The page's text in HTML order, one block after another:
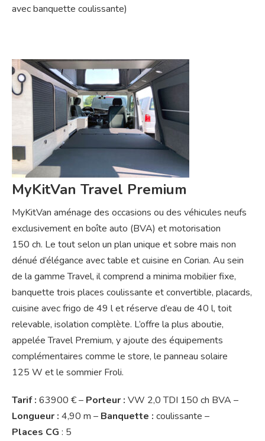
avec banquette coulissante)
MyKitVan Travel Premium
MyKitVan aménage des occasions ou des véhicules neufs
exclusivement en boîte auto (BVA) et motorisation
150 ch. Le tout selon un plan unique et sobre mais non
dénué d’élégance avec table et cuisine en Corian. Au sein
de la gamme Travel, il comprend a minima mobilier fixe,
banquette trois places coulissante et convertible, placards,
cuisine avec frigo de 49 l et réserve d’eau de 40 l, toit
relevable, isolation complète. L’offre la plus aboutie,
appelée Travel Premium, y ajoute des équipements
complémentaires comme le store, le panneau solaire
125 W et le sommier Froli.
Tarif : 63900 € – Porteur : VW 2,0 TDI 150 ch BVA –
Longueur : 4,90 m – Banquette : coulissante –
Places CG : 5